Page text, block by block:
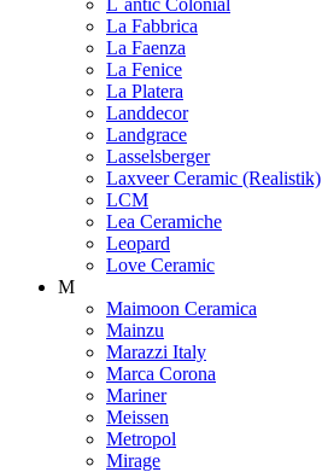
La Fabbrica
La Faenza
La Fenice
La Platera
Landdecor
Landgrace
Lasselsberger
Laxveer Ceramic (Realistik)
LCM
Lea Ceramiche
Leopard
Love Ceramic
M
Maimoon Ceramica
Mainzu
Marazzi Italy
Marca Corona
Mariner
Meissen
Metropol
Mirage